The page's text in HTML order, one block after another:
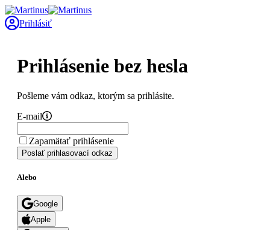
Prihlásiť
Prihlásenie bez hesla
Pošleme vám odkaz, ktorým sa prihlásite.
E-mail
Zapamätať prihlásenie
Poslať prihlasovací odkaz
Alebo
Google
Apple